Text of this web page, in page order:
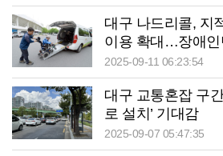
대구 나드리콜, 지
이용 확대…장애인
첫걸음”
2025-09-11 06:23:54
대구 교통혼잡 구
로 설치’ 기대감
2025-09-07 05:47:35